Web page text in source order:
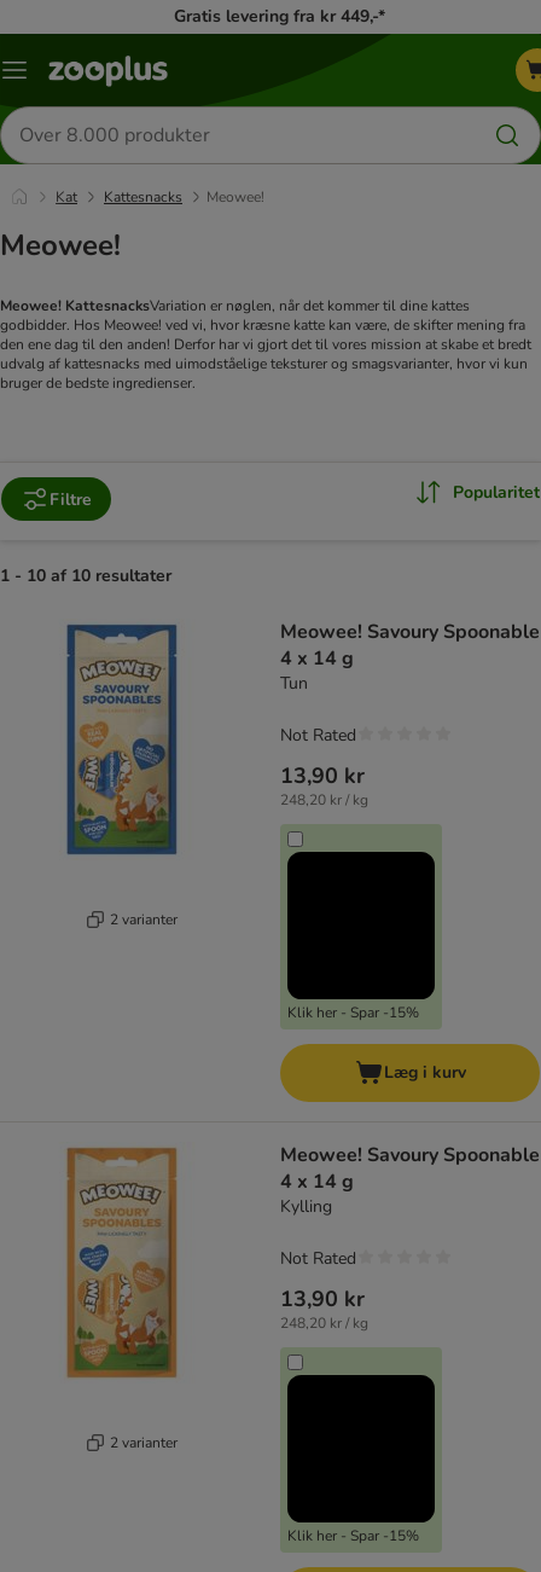
Gratis levering fra kr 449,-*
Menu
Søg
efter
produkter
Kat Kattesnacks Meowee!
Meowee!
Meowee! KattesnacksVariation er nøglen, når det kommer til dine kattes
godbidder. Hos Meowee! ved vi, hvor kræsne katte kan være, de skifter mening fra
den ene dag til den anden! Derfor har vi gjort det til vores mission at skabe et bredt
udvalg af kattesnacks med uimodståelige teksturer og smagsvarianter, hvor vi kun
bruger de bedste ingredienser.
Filtre Popularitet
1 - 10 af 10 resultater
2 varianter
Meowee! Savoury Spoonable
4 x 14 g
Tun
13,90 kr
248,20 kr / kg
Klik her - Spar -15%
Not Rated
Læg i kurv
2 varianter
Meowee! Savoury Spoonable
4 x 14 g
Kylling
13,90 kr
248,20 kr / kg
Klik her - Spar -15%
Not Rated